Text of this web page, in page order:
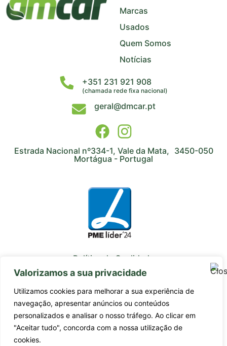
Valorizamos a sua privacidade
Utilizamos cookies para melhorar a sua experiência de
navegação, apresentar anúncios ou conteúdos
personalizados e analisar o nosso tráfego. Ao clicar em
"Aceitar tudo", concorda com a nossa utilização de
cookies.
Marcas
Usados
Quem Somos
Notícias
+351 231 921 908
(chamada rede fixa nacional)
geral@dmcar.pt
Estrada Nacional nº334-1, Vale da Mata, 3450-050
Mortágua - Portugal
Política de Qualidade
Avaliação de Fornecedores
Subcontratados
Estágios Profissionais
Certificado da Qualidade ISO 9001:2015